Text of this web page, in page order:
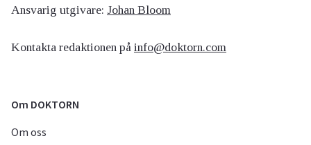
Ansvarig utgivare: Johan Bloom
Kontakta redaktionen på info@doktorn.com
Om DOKTORN
Om oss